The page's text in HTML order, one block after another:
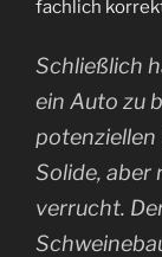
fachlich
Schließlich
ein Auto zu
potenziellen
Solide, aber
verrucht.